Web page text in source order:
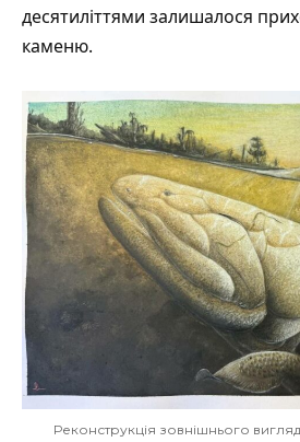
десятиліттями залишалося
каменю.
Реконструкція зовнішнього